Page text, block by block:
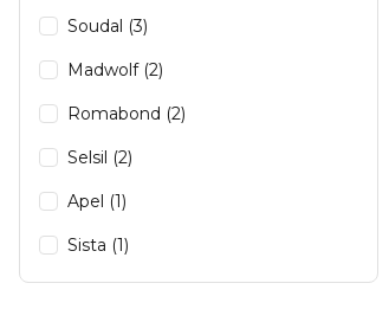
Soudal (3)
Madwolf (2)
Romabond (2)
Selsil (2)
Apel (1)
Sista (1)